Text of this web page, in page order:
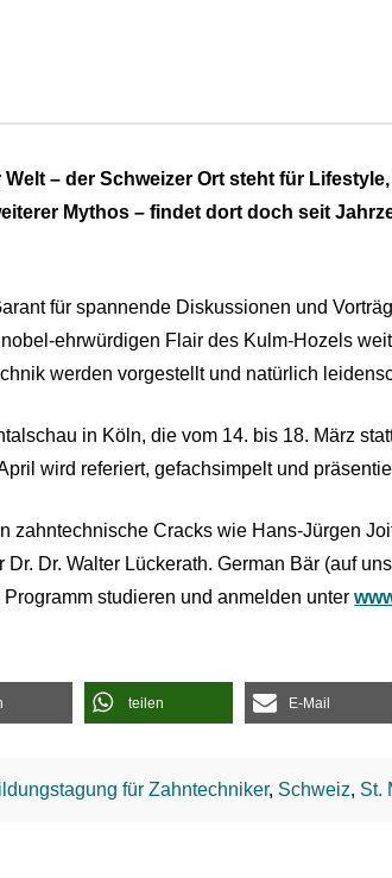
– der Schweizer Ort steht für
Mythos – findet dort doch seit
für spannende Diskussionen und
ehrwürdigen Flair des Kulm-Hozels
werden vorgestellt und natürlich
in Köln, die vom 14. bis 18. März
wird referiert, gefachsimpelt und
zahntechnische Cracks wie Hans-Jürgen
Dr. Walter Lückerath. German Bär (auf
studieren und anmelden unter
teilen E-Mail
für Zahntechniker, Schweiz, St.